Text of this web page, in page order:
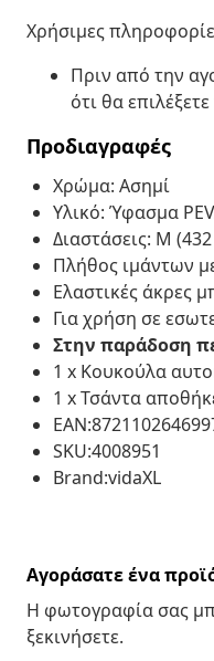
Χρήσιμες
Πριν από την
ότι θα
Προδιαγραφές
Χρώμα: Ασημί
Υλικό: Ύφασμα
Διαστάσεις: M
Πλήθος ιμάντων
Ελαστικές άκρες
Για χρήση σε
Στην παράδοση
1 x Κουκούλα
1 x Τσάντα
SKU:4008951
Brand:vidaXL
Αγοράσατε ένα
Η φωτογραφία σας
ξεκινήσετε.